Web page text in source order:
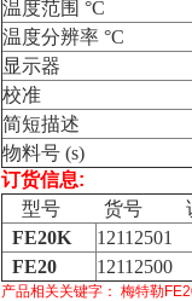
温度范围 °C
温度分辨率 °C
显示器
校准
简短描述
物料号 (s)
订货信息:
型号 货号
FE20K
12112501
FE20
12112500
产品相关关键字： 梅特勒